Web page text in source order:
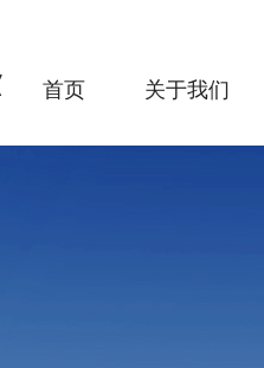
首页 关于我们